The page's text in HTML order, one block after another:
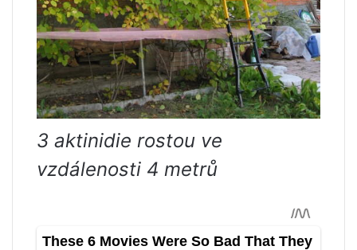
3 aktinidie rostou ve
vzdálenosti 4 metrů